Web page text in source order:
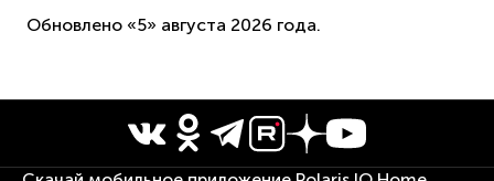
Обновлено «5» августа 2026 года.